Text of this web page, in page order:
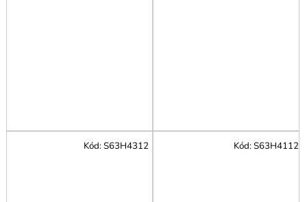
Kód:S63H4312 Kód:S63H4112